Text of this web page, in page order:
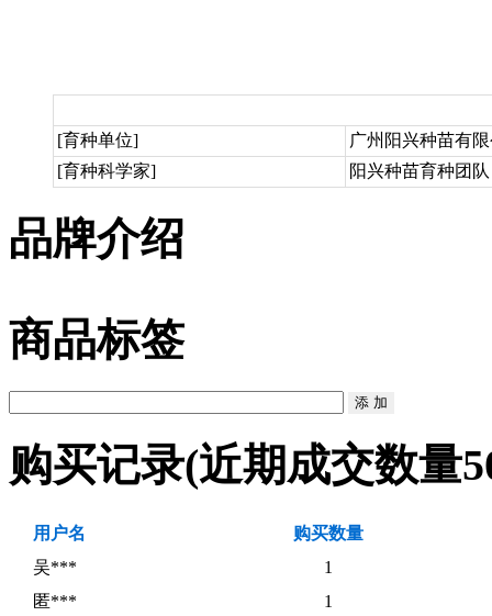
[育种单位]
广州阳兴种苗有
[育种科学家]
阳兴种苗育种团队
品牌介绍
商品标签
购买记录(近期成交数量
用户名
购买数量
吴***
1
匿***
1